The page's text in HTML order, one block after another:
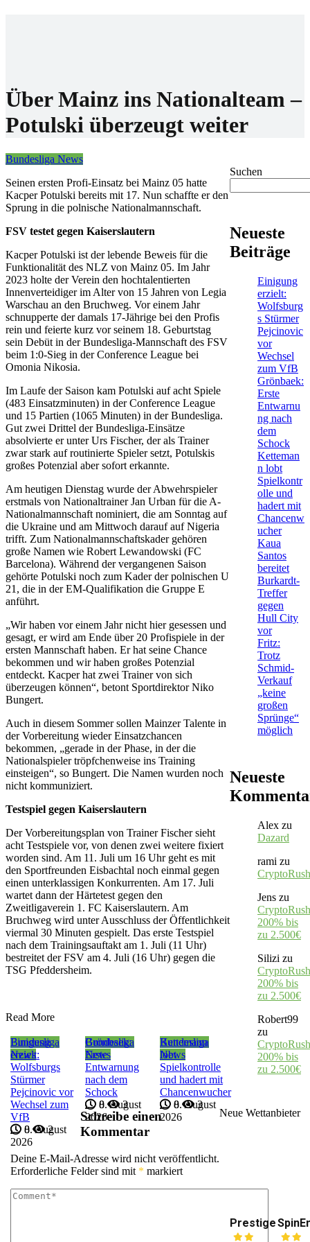
Über Mainz ins Nationalteam –
Potulski überzeugt weiter
Bundesliga News
Seinen ersten Profi-Einsatz bei Mainz 05 hatte
Kacper Potulski bereits mit 17. Nun schaffte er den
Sprung in die polnische Nationalmannschaft.
FSV testet gegen Kaiserslautern
Kacper Potulski ist der lebende Beweis für die
Funktionalität des NLZ von Mainz 05. Im Jahr
2023 holte der Verein den hochtalentierten
Innenverteidiger im Alter von 15 Jahren von Legia
Warschau an den Bruchweg. Vor einem Jahr
schnupperte der damals 17-Jährige bei den Profis
rein und feierte kurz vor seinem 18. Geburtstag
sein Debüt in der Bundesliga-Mannschaft des FSV
beim 1:0-Sieg in der Conference League bei
Omonia Nikosia.
Im Laufe der Saison kam Potulski auf acht Spiele
(483 Einsatzminuten) in der Conference League
und 15 Partien (1065 Minuten) in der Bundesliga.
Gut zwei Drittel der Bundesliga-Einsätze
absolvierte er unter Urs Fischer, der als Trainer
zwar stark auf routinierte Spieler setzt, Potulskis
großes Potenzial aber sofort erkannte.
Am heutigen Dienstag wurde der Abwehrspieler
erstmals von Nationaltrainer Jan Urban für die A-
Nationalmannschaft nominiert, die am Sonntag auf
die Ukraine und am Mittwoch darauf auf Nigeria
trifft. Zum Nationalmannschaftskader gehören
große Namen wie Robert Lewandowski (FC
Barcelona). Während der vergangenen Saison
gehörte Potulski noch zum Kader der polnischen U
21, die in der EM-Qualifikation die Gruppe E
anführt.
„Wir haben vor einem Jahr nicht hier gesessen und
gesagt, er wird am Ende über 20 Profispiele in der
ersten Mannschaft haben. Er hat seine Chance
bekommen und wir haben großes Potenzial
entdeckt. Kacper hat zwei Trainer von sich
überzeugen können“, betont Sportdirektor Niko
Bungert.
Auch in diesem Sommer sollen Mainzer Talente in
der Vorbereitung wieder Einsatzchancen
bekommen, „gerade in der Phase, in der die
Nationalspieler tröpfchenweise ins Training
einsteigen“, so Bungert. Die Namen wurden noch
nicht kommuniziert.
Testspiel gegen Kaiserslautern
Der Vorbereitungsplan von Trainer Fischer sieht
acht Testspiele vor, von denen zwei weitere fixiert
worden sind. Am 11. Juli um 16 Uhr geht es mit
den Sportfreunden Eisbachtal noch einmal gegen
einen unterklassigen Konkurrenten. Am 17. Juli
wartet dann der Härtetest gegen den
Zweitligaverein 1. FC Kaiserslautern. Am
Bruchweg wird unter Ausschluss der Öffentlichkeit
viermal 30 Minuten gespielt. Das erste Testspiel
nach dem Trainingsauftakt am 1. Juli (11 Uhr)
bestreitet der FSV am 4. Juli (16 Uhr) gegen die
TSG Pfeddersheim.
Read More
Bundesliga
News
Einigung
erzielt:
Wolfsburgs
Stürmer
Pejcinovic vor
Wechsel zum
VfB
8. August
2026
0 2
Bundesliga
News
Grönbaek:
Erste
Entwarnung
nach dem
Schock
8. August
2026
0 3
Bundesliga
News
Kettemann
lobt
Spielkontrolle
und hadert mit
Chancenwucher
8. August
2026
0 3
Schreibe einen
Kommentar
Deine E-Mail-Adresse wird nicht veröffentlicht.
Erforderliche Felder sind mit * markiert
Suchen
Neueste
Beiträge
Einigung
erzielt:
Wolfsburg
s Stürmer
Pejcinovic
vor
Wechsel
zum VfB
Grönbaek:
Erste
Entwarnu
ng nach
dem
Schock
Ketteman
n lobt
Spielkontr
olle und
hadert mit
Chancenw
ucher
Kaua
Santos
bereitet
Burkardt-
Treffer
gegen
Hull City
vor
Fritz:
Trotz
Schmid-
Verkauf
„keine
großen
Sprünge“
möglich
Neueste
Alex zu
Dazard
rami zu
CryptoRush
Jens zu
200% bis
zu 2.500€
Silizi zu
200% bis
zu 2.500€
Robert99
zu
200% bis
zu 2.500€
Neue Wettanbieter
Prestige